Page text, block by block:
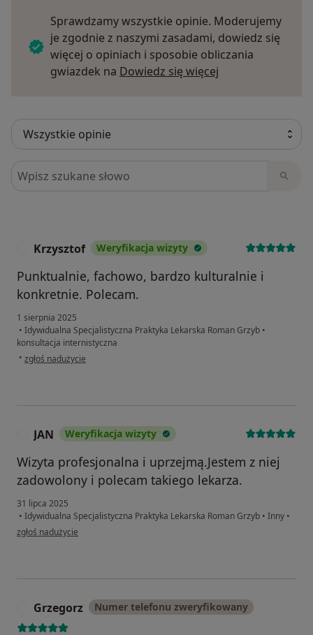
Sprawdzamy wszystkie opinie. Moderujemy
je zgodnie z naszymi zasadami, dowiedz się
więcej o opiniach i sposobie obliczania
gwiazdek na Dowiedz się więcej
Szukaj w opiniach
Krzysztof Weryfikacja wizyty
Punktualnie, fachowo, bardzo kulturalnie i
konkretnie. Polecam.
1 sierpnia 2025
• Idywidualna Specjalistyczna Praktyka Lekarska Roman Grzyb •
konsultacja internistyczna
• w opinii użytkownika Krzysztof
zgłoś nadużycie
JAN Weryfikacja wizyty
Wizyta profesjonalna i uprzejmą.Jestem z niej
zadowolony i polecam takiego lekarza.
31 lipca 2025
• Idywidualna Specjalistyczna Praktyka Lekarska Roman Grzyb • Inny •
w opinii użytkownika JAN
zgłoś nadużycie
Grzegorz Numer telefonu zweryfikowany